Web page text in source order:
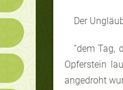
Der
“dem Tag,
Opferstein
angedroht